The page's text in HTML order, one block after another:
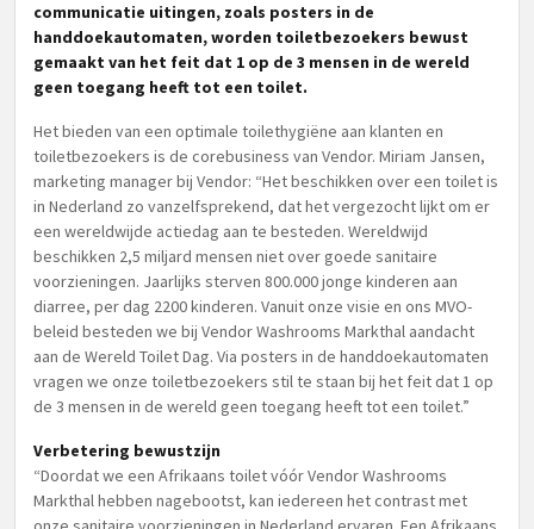
communicatie uitingen, zoals posters in de
handdoekautomaten, worden toiletbezoekers bewust
gemaakt van het feit dat 1 op de 3 mensen in de wereld
geen toegang heeft tot een toilet.
Het bieden van een optimale toilethygiëne aan klanten en
toiletbezoekers is de corebusiness van Vendor. Miriam Jansen,
marketing manager bij Vendor: “Het beschikken over een toilet is
in Nederland zo vanzelfsprekend, dat het vergezocht lijkt om er
een wereldwijde actiedag aan te besteden. Wereldwijd
beschikken 2,5 miljard mensen niet over goede sanitaire
voorzieningen. Jaarlijks sterven 800.000 jonge kinderen aan
diarree, per dag 2200 kinderen. Vanuit onze visie en ons MVO-
beleid besteden we bij Vendor Washrooms Markthal aandacht
aan de Wereld Toilet Dag. Via posters in de handdoekautomaten
vragen we onze toiletbezoekers stil te staan bij het feit dat 1 op
de 3 mensen in de wereld geen toegang heeft tot een toilet.”
Verbetering bewustzijn
“Doordat we een Afrikaans toilet vóór Vendor Washrooms
Markthal hebben nagebootst, kan iedereen het contrast met